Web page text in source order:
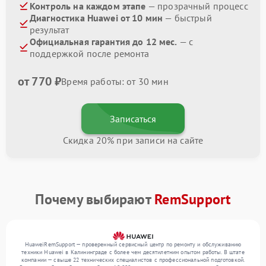
Контроль на каждом этапе — прозрачный процесс
Диагностика Huawei от 10 мин — быстрый
результат
Официальная гарантия до 12 мес. — с
поддержкой после ремонта
от 770 ₽Время работы: от 30 мин
Записаться
Скидка 20% при записи на сайте
Почему выбираютRemSupport
HuaweiRemSupport — проверенный сервисный центр по ремонту и обслуживанию
техники Huawei в Калининграде с более чем десятилетним опытом работы. В штате
компании — свыше 22 технических специалистов с профессиональной подготовкой.